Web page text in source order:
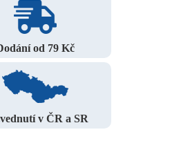
od 79 Kč
v ČR a SR